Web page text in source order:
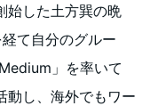
始した土方巽の晩
て自分のグルー
」を率いて
動し、海外でもワー